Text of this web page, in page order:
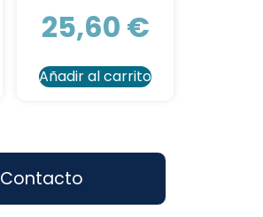
25,60 €
Añadir al carrito
Contacto